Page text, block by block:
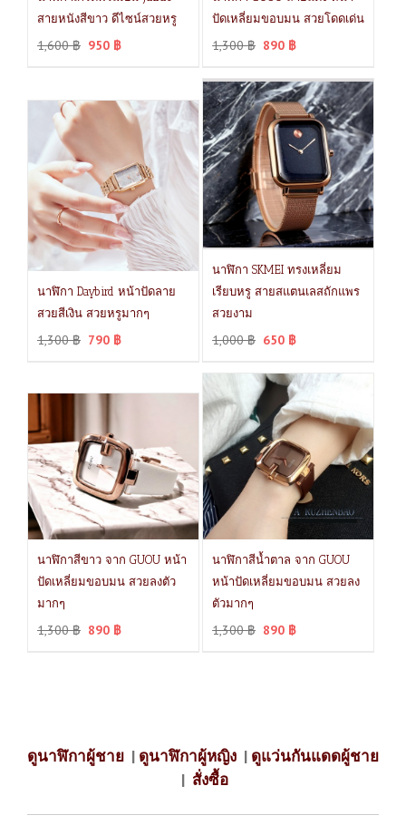
สายหนังสีขาว ดีไซน์สวยหรู
1,600฿ 950 ฿
ปัดเหลี่ยมขอบมน สวยโดดเด่น
1,300฿ 890 ฿
นาฬิกา Daybird หน้าปัดลาย
สวยสีเงิน สวยหรูมากๆ
1,300฿ 790 ฿
นาฬิกา SKMEI ทรงเหลี่ยม
เรียบหรู สายสแตนเลสถักแพร
สวยงาม
1,000฿ 650 ฿
นาฬิกาสีขาว จาก GUOU หน้า
ปัดเหลี่ยมขอบมน สวยลงตัว
มากๆ
1,300฿ 890 ฿
นาฬิกาสีน้ำตาล จาก GUOU
หน้าปัดเหลี่ยมขอบมน สวยลง
ตัวมากๆ
1,300฿ 890 ฿
ดูนาฬิกาผู้ชาย | ดูนาฬิกาผู้หญิง | ดูแว่นกันแดดผู้ชาย
| สั่งซื้อ